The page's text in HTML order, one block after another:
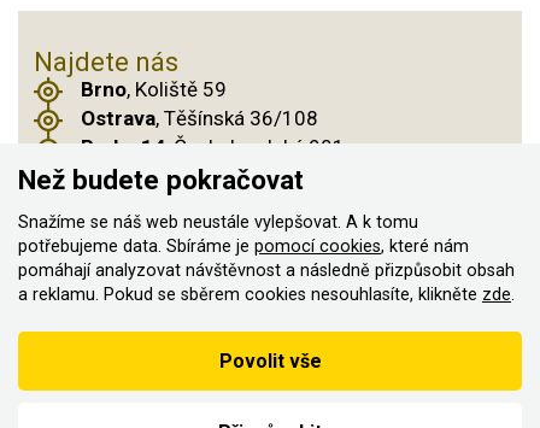
Najdete nás
Brno, Koliště 59
Ostrava, Těšínská 36/108
Praha 14, Českobrodská 901
© 2011–2026 ASN Hakr Brno. Všechna práva
vyhrazena
Vytvořilo
Podle zákona o evidenci tržeb je prodávající povinen vystavit
Než budete pokračovat
Snažíme se náš web neustále vylepšovat. A k tomu
potřebujeme data. Sbíráme je pomocí cookies, které nám
pomáhají analyzovat návštěvnost a následně přizpůsobit obsah
a reklamu. Pokud se sběrem cookies nesouhlasíte, klikněte zde.
Povolit vše